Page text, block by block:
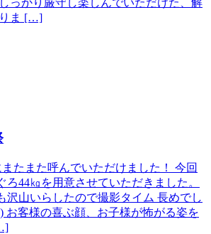
っかり厳守し楽しんでいただけた、解
ま […]
たまた呼んでいただけました！ 今回
ろ44㎏を用意させていただきました。
沢山いらしたので撮影タイム 長めでし
客様の喜ぶ顔、お子様が怖がる姿を